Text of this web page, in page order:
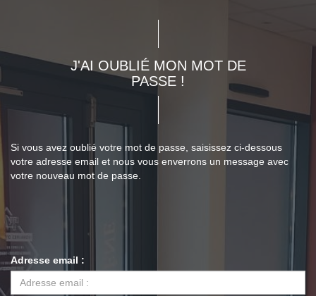
J'AI OUBLIÉ MON MOT DE
PASSE !
Si vous avez oublié votre mot de passe, saisissez ci-dessous
votre adresse email et nous vous enverrons un message avec
votre nouveau mot de passe.
Adresse email :